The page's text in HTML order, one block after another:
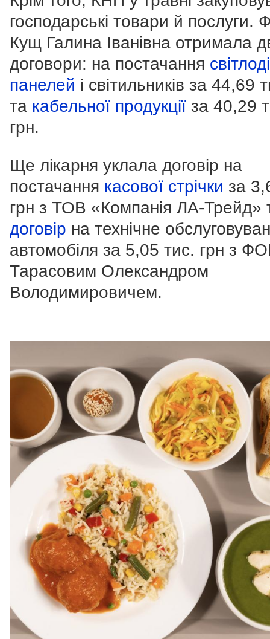
господарські товари й послуги.
Кущ Галина Іванівна отримала
договори: на постачання
панелей і світильників за 44,69
та кабельної продукції за 40,29
грн.
Ще лікарня уклала договір на
постачання касової стрічки за
грн з ТОВ «Компанія ЛА-Трейд»
договір на технічне
автомобіля за 5,05 тис. грн з
Тарасовим Олександром
Володимировичем.